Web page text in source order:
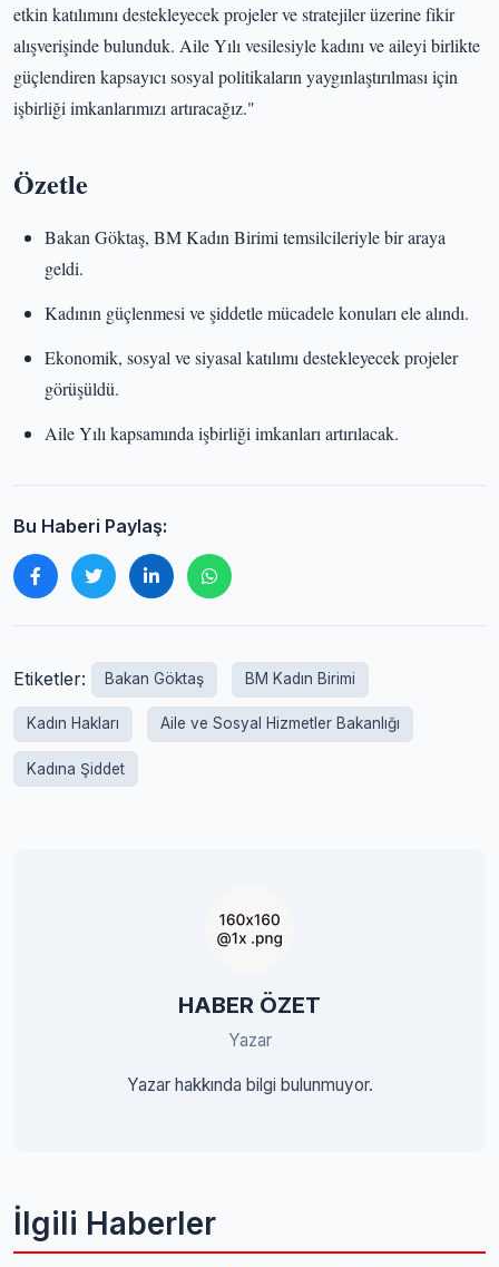
etkin katılımını destekleyecek projeler ve stratejiler üzerine fikir
alışverişinde bulunduk. Aile Yılı vesilesiyle kadını ve aileyi birlikte
güçlendiren kapsayıcı sosyal politikaların yaygınlaştırılması için
işbirliği imkanlarımızı artıracağız."
Özetle
Bakan Göktaş, BM Kadın Birimi temsilcileriyle bir araya
geldi.
Kadının güçlenmesi ve şiddetle mücadele konuları ele alındı.
Ekonomik, sosyal ve siyasal katılımı destekleyecek projeler
görüşüldü.
Aile Yılı kapsamında işbirliği imkanları artırılacak.
Bu Haberi Paylaş:
Etiketler: Bakan Göktaş BM Kadın Birimi
Kadın Hakları Aile ve Sosyal Hizmetler Bakanlığı
Kadına Şiddet
HABER ÖZET
Yazar
Yazar hakkında bilgi bulunmuyor.
İlgili Haberler